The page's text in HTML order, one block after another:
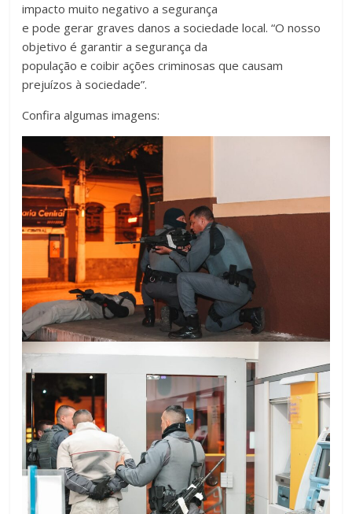
impacto muito negativo a segurança
e pode gerar graves danos a sociedade local. “O nosso
objetivo é garantir a segurança da
população e coibir ações criminosas que causam
prejuízos à sociedade”.
Confira algumas imagens: